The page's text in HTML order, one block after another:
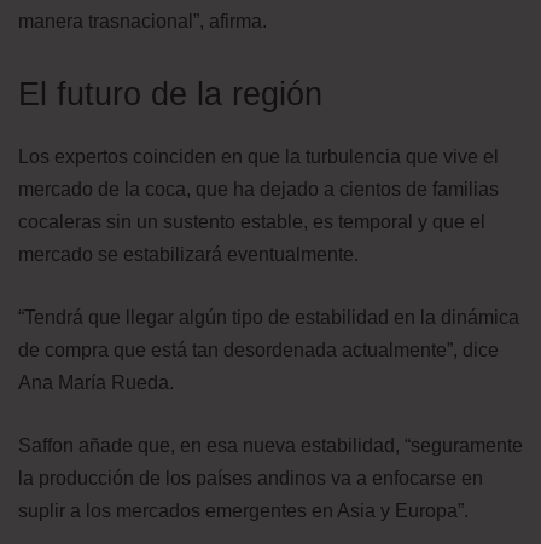
manera trasnacional”, afirma.
El futuro de la región
Los expertos coinciden en que la turbulencia que vive el
mercado de la coca, que ha dejado a cientos de familias
cocaleras sin un sustento estable, es temporal y que el
mercado se estabilizará eventualmente.
“Tendrá que llegar algún tipo de estabilidad en la dinámica
de compra que está tan desordenada actualmente”, dice
Ana María Rueda.
Saffon añade que, en esa nueva estabilidad, “seguramente
la producción de los países andinos va a enfocarse en
suplir a los mercados emergentes en Asia y Europa”.